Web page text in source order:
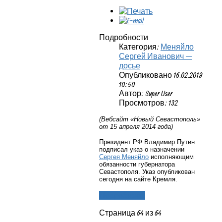
Подробности
Категория: Меняйло
Сергей Иванович —
досье
Опубликовано 16.02.2019
10:50
Автор: Super User
Просмотров: 132
(Вебсайт «Новый Севастополь»
от 15 апреля 2014 года)
Президент РФ Владимир Путин
подписал указ о назначении
Сергея Меняйло исполняющим
обязанности губернатора
Севастополя. Указ опубликован
сегодня на сайте Кремля.
Страница 64 из 64